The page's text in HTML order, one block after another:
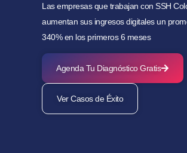
Las empresas que trabajan con SSH
aumentan sus ingresos digitales un
340% en los primeros 6 meses
Agenda Tu Diagnóstico Gratis
Ver Casos de Éxito